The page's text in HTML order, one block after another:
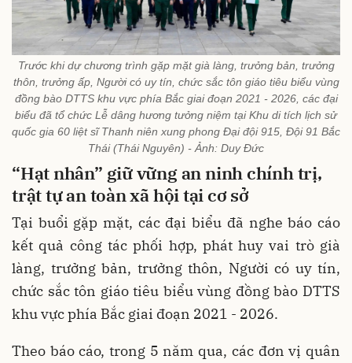
Trước khi dự chương trình gặp mặt già làng, trưởng bản, trưởng
thôn, trưởng ấp, Người có uy tín, chức sắc tôn giáo tiêu biểu vùng
đồng bào DTTS khu vực phía Bắc giai đoạn 2021 - 2026, các đại
biểu đã tổ chức Lễ dâng hương tưởng niệm tại Khu di tích lịch sử
quốc gia 60 liệt sĩ Thanh niên xung phong Đại đội 915, Đội 91 Bắc
Thái (Thái Nguyên) - Ảnh: Duy Đức
“Hạt nhân” giữ vững an ninh chính trị,
trật tự an toàn xã hội tại cơ sở
Tại buổi gặp mặt, các đại biểu đã nghe báo cáo
kết quả công tác phối hợp, phát huy vai trò già
làng, trưởng bản, trưởng thôn, Người có uy tín,
chức sắc tôn giáo tiêu biểu vùng đồng bào DTTS
khu vực phía Bắc giai đoạn 2021 - 2026.
Theo báo cáo, trong 5 năm qua, các đơn vị quân